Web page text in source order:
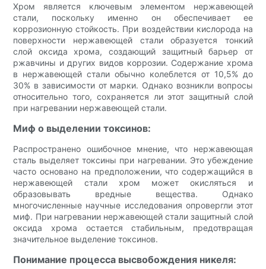
Хром является ключевым элементом нержавеющей
стали, поскольку именно он обеспечивает ее
коррозионную стойкость. При воздействии кислорода на
поверхности нержавеющей стали образуется тонкий
слой оксида хрома, создающий защитный барьер от
ржавчины и других видов коррозии. Содержание хрома
в нержавеющей стали обычно колеблется от 10,5% до
30% в зависимости от марки. Однако возникли вопросы
относительно того, сохраняется ли этот защитный слой
при нагревании нержавеющей стали.
Миф о выделении токсинов:
Распространено ошибочное мнение, что нержавеющая
сталь выделяет токсины при нагревании. Это убеждение
часто основано на предположении, что содержащийся в
нержавеющей стали хром может окисляться и
образовывать вредные вещества. Однако
многочисленные научные исследования опровергли этот
миф. При нагревании нержавеющей стали защитный слой
оксида хрома остается стабильным, предотвращая
значительное выделение токсинов.
Понимание процесса высвобождения никеля: